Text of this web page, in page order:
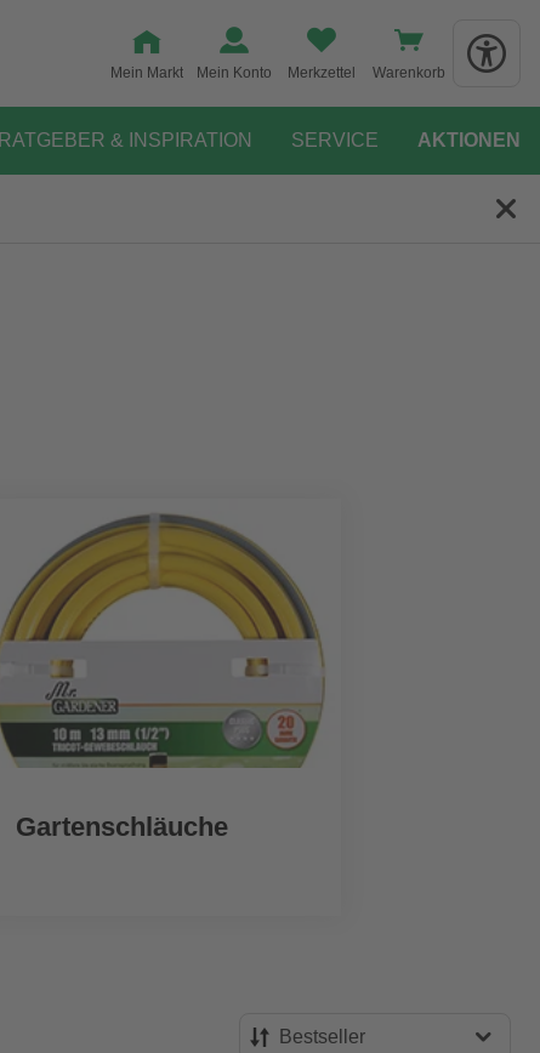
Mein Markt Mein Konto Merkzettel Warenkorb
RATGEBER & INSPIRATION SERVICE AKTIONEN
Gartenschläuche
Bestseller